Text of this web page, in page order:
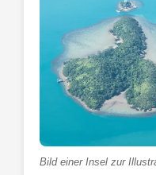
Bild einer Insel zur